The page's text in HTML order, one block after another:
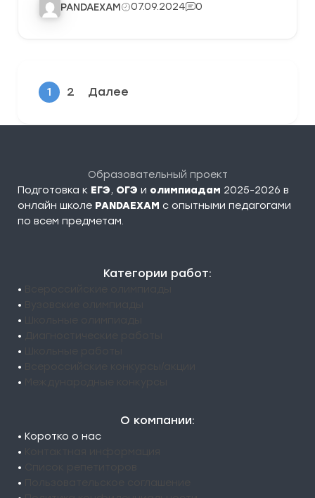
PANDAEXAM 07.09.2024 0
1 2 Далее
Образовательный проект
Подготовка к ЕГЭ, ОГЭ и олимпиадам 2025-2026 в
онлайн школе PANDAEXAM c опытными педагогами
по всем предметам.
Категории работ:
•
•
•
•
•
•
•
О компании:
• Коротко о нас
•
•
•